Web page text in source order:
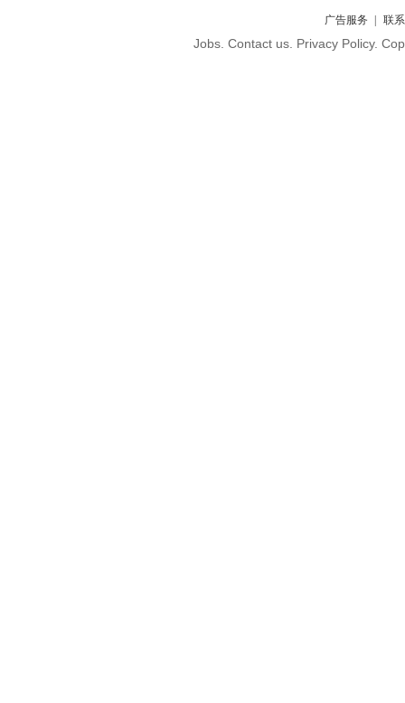
广告服务 联
Jobs. Contact us. Privacy Policy.